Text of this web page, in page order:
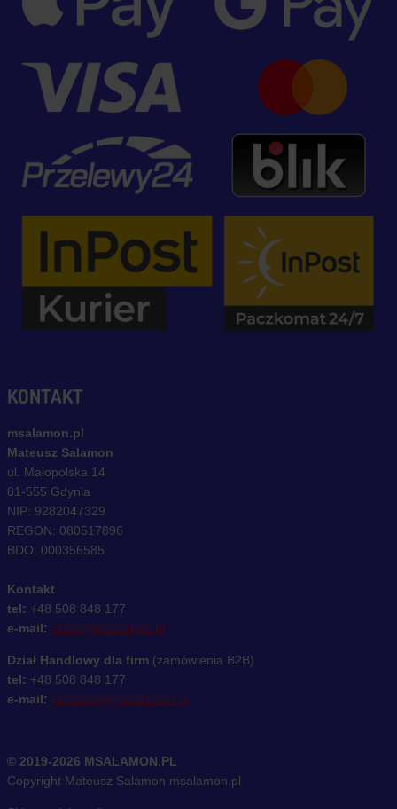
KONTAKT
msalamon.pl
Mateusz Salamon
ul. Małopolska 14
81-555 Gdynia
NIP: 9282047329
REGON: 080517896
BDO: 000356585
Kontakt
tel: +48 508 848 177
e-mail: sklep@msalamon.pl
Dział Handlowy dla firm (zamówienia B2B)
tel: +48 508 848 177
e-mail: handlowy@msalamon.pl
© 2019-2026 MSALAMON.PL
Copyright Mateusz Salamon msalamon.pl